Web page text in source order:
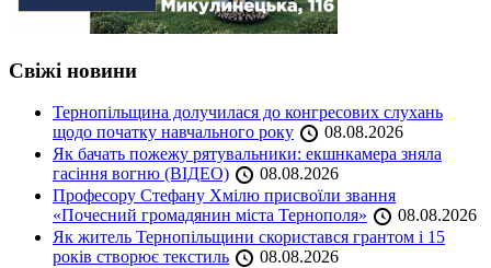
Свіжі новини
Тернопільщина долучилася до конгресових слухань
щодо початку навчального року
08.08.2026
Як бачать пожежу рятувальники: екшнкамера зняла
гасіння вогню (ВІДЕО)
08.08.2026
Професору Стефану Хмілю присвоїли звання
«Почесний громадянин міста Тернополя»
08.08.2026
Як житель Тернопільщини скористався грантом і 15
років створює текстиль
08.08.2026